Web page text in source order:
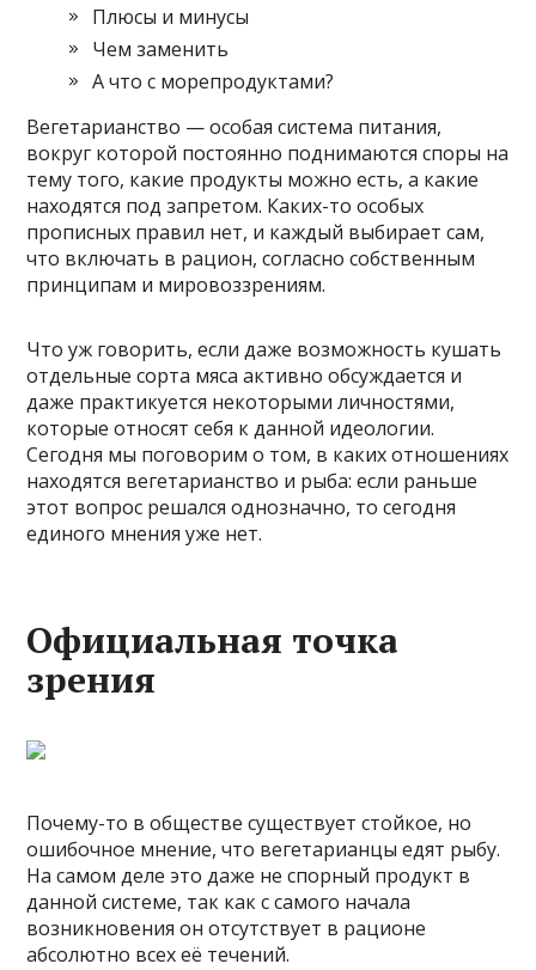
Плюсы и минусы
Чем заменить
А что с морепродуктами?
Вегетарианство — особая система питания,
вокруг которой постоянно поднимаются споры на
тему того, какие продукты можно есть, а какие
находятся под запретом. Каких-то особых
прописных правил нет, и каждый выбирает сам,
что включать в рацион, согласно собственным
принципам и мировоззрениям.
Что уж говорить, если даже возможность кушать
отдельные сорта мяса активно обсуждается и
даже практикуется некоторыми личностями,
которые относят себя к данной идеологии.
Сегодня мы поговорим о том, в каких отношениях
находятся вегетарианство и рыба: если раньше
этот вопрос решался однозначно, то сегодня
единого мнения уже нет.
Официальная точка
зрения
Почему-то в обществе существует стойкое, но
ошибочное мнение, что вегетарианцы едят рыбу.
На самом деле это даже не спорный продукт в
данной системе, так как с самого начала
возникновения он отсутствует в рационе
абсолютно всех её течений.